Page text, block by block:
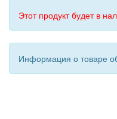
Этот продукт будет в
Информация о товаре